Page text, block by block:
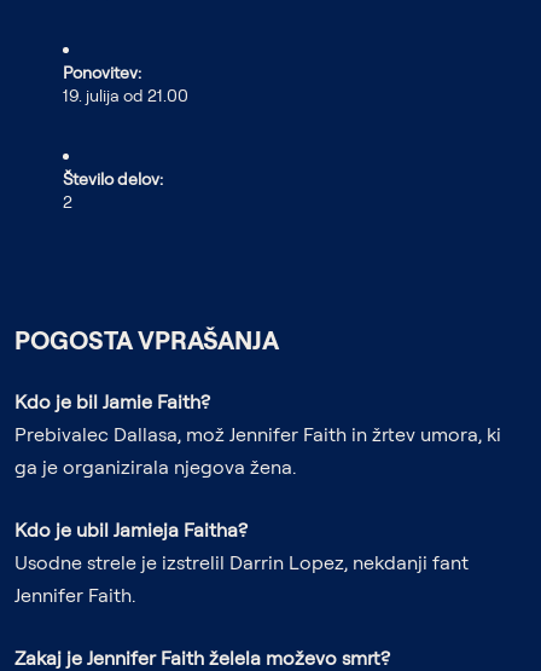
Ponovitev:
19. julija od 21.00
Število delov:
2
POGOSTA VPRAŠANJA
Kdo je bil Jamie Faith?
Prebivalec Dallasa, mož Jennifer Faith in žrtev umora, ki
ga je organizirala njegova žena.
Kdo je ubil Jamieja Faitha?
Usodne strele je izstrelil Darrin Lopez, nekdanji fant
Jennifer Faith.
Zakaj je Jennifer Faith želela moževo smrt?